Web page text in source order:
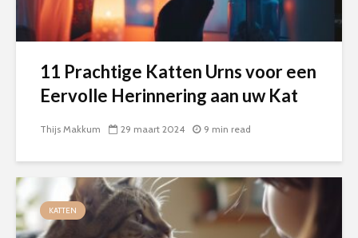
11 Prachtige Katten Urns voor een
Eervolle Herinnering aan uw Kat
Thijs Makkum 29 maart 2024 9 min read
KATTEN